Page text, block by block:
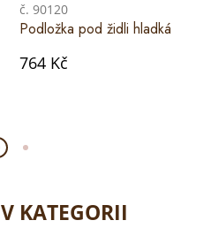
č. 90120
Podložka pod židli hladká
764 Kč
V KATEGORII